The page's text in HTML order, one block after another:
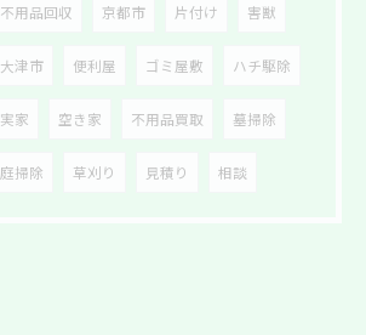
不用品回収 京都市 片付け 害獣
大津市 便利屋 ゴミ屋敷 ハチ駆除
実家 空き家 不用品買取 墓掃除
庭掃除 草刈り 見積り 相談